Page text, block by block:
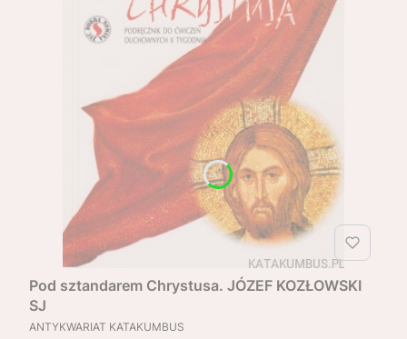
Pod sztandarem Chrystusa. JÓZEF KOZŁOWSKI
SJ
PRODUCENT
ANTYKWARIAT KATAKUMBUS